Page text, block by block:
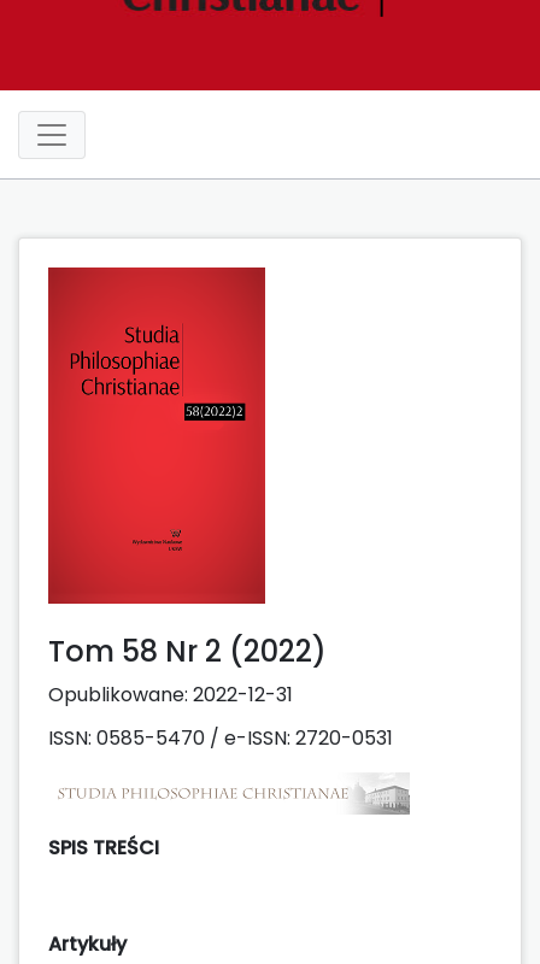
Tom 58 Nr 2 (2022)
Opublikowane: 2022-12-31
ISSN: 0585-5470 / e-ISSN: 2720-0531
SPIS TREŚCI
Artykuły